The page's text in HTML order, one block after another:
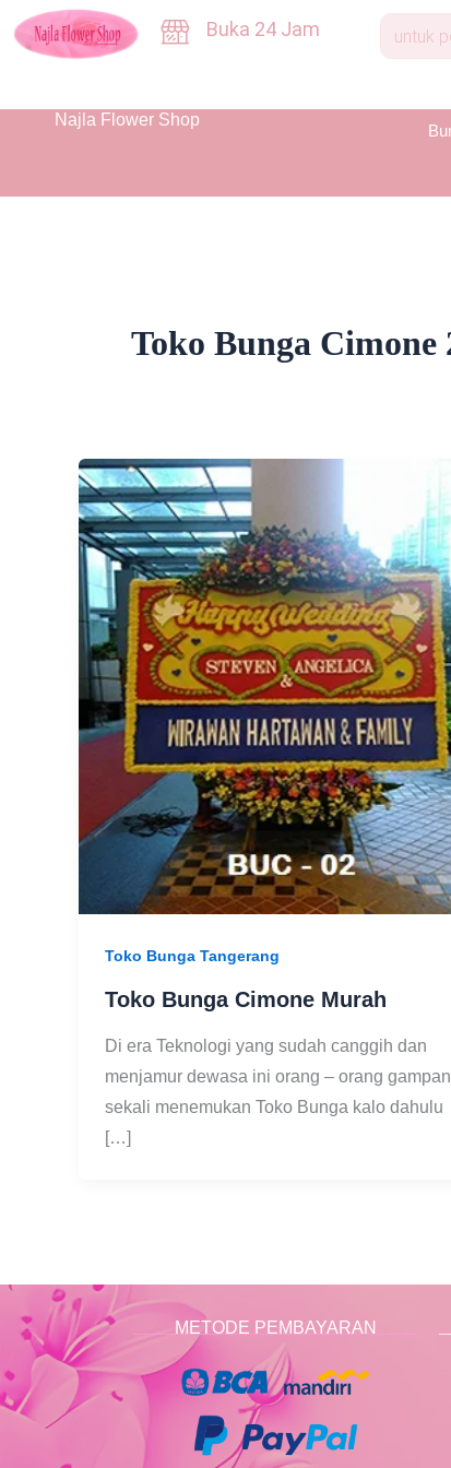
Skip
Buka 24 Jam
Najla Flower Shop
Toko Bunga Cimone
Toko Bunga Tangerang
Toko Bunga Cimone Murah
Di era Teknologi yang sudah canggih dan
menjamur dewasa ini orang – orang
sekali menemukan Toko Bunga kalo dahulu
[…]
METODE PEMBAYARAN